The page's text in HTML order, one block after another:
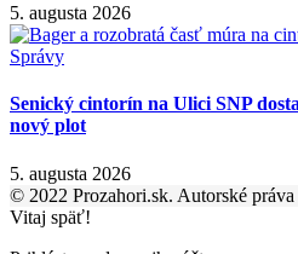
5. augusta 2026
Správy
Senický cintorín na Ulici SNP
nový plot
5. augusta 2026
© 2022 Prozahori.sk. Autorské práva
Vitaj späť!